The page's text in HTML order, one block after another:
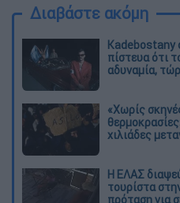
Διαβάστε ακόμη
Kadebostany
πίστευα ότι
αδυναμία,
«Χωρίς
χιλιάδες
Η ΕΛΑΣ
τουρίστα
πρόταση για